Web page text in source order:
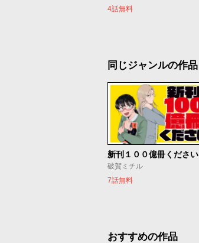
4話無料
同じジャンルの作品
新刊１００億冊ください
破賀ミチル
7話無料
おすすめの作品